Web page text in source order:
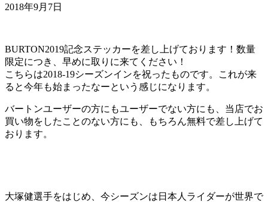
2018年9月7日
BURTON2019記念ステッカーを差し上げております！数量
限定につき、早めに取りに来てください！
こちらは2018-19シーズンインを祝ったものです。これが来
ると今年も始まったなーという感じになります。
バートンユーザーの方にもユーザーでない方にも、当店でお
買い物をしたことのない方にも、もちろん無料で差し上げて
おります。
大塚健選手をはじめ、今シーズンは日本人ライダーが世界で